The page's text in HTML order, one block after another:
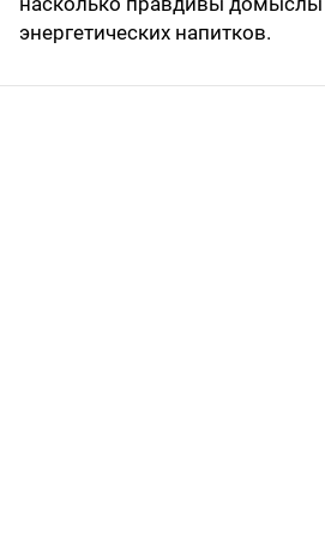
энергетических напитков.